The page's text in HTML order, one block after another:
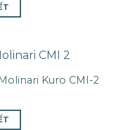
Kuro CMI-2